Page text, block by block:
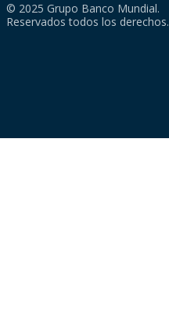
© 2025 Grupo Banco Mundial.
Reservados todos los derechos.